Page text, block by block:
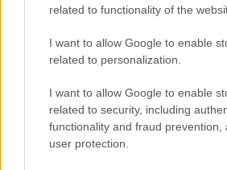
related to functionality of the
I want to allow Google to enable
related to personalization.
I want to allow Google to enable
related to security, including
functionality and fraud prevention,
user protection.
2 napja
Újabb korábbi F2-es bajnok